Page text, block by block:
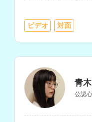
ビデオ 対面
青
公認